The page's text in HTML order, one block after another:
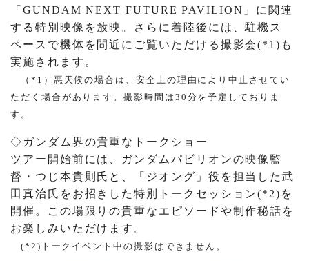
「GUNDAM NEXT FUTURE PAVILION」に関連
する特別映像を放映。さらに着陸後には、駐機ス
ペースで機体を間近にご覧いただける撮影会(*1)も
実施されます。
（*1）悪天候の場合は、安全上の理由により中止させてい
ただく場合があります。撮影時間は30分を予定しておりま
す。
◇ガンダム界の貴重なトークショー
ツアー開始前には、ガンダムパビリオンの映像監
督・つじ本貴則氏と、「ジオング」役を担当した武
田真治氏をお招きした特別トークセッション(*2)を
開催。この場限りの貴重なエピソードや制作秘話を
お楽しみいただけます。
(*2)トークイベント中の撮影はできません。